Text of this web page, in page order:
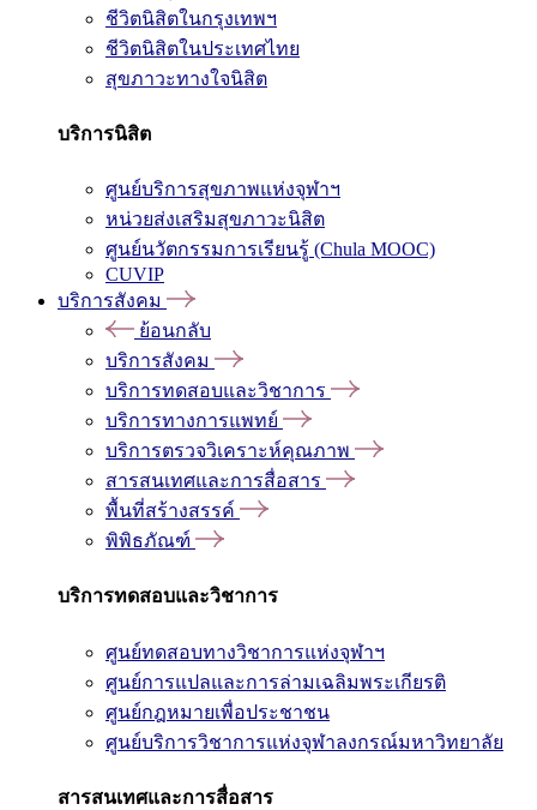
ชีวิตนิสิตในกรุงเทพฯ
ชีวิตนิสิตในประเทศไทย
สุขภาวะทางใจนิสิต
บริการนิสิต
ศูนย์บริการสุขภาพแห่งจุฬาฯ
หน่วยส่งเสริมสุขภาวะนิสิต
ศูนย์นวัตกรรมการเรียนรู้ (Chula MOOC)
CUVIP
บริการสังคม
ย้อนกลับ
บริการสังคม
บริการทดสอบและวิชาการ
บริการทางการแพทย์
บริการตรวจวิเคราะห์คุณภาพ
สารสนเทศและการสื่อสาร
พื้นที่สร้างสรรค์
พิพิธภัณฑ์
บริการทดสอบและวิชาการ
ศูนย์ทดสอบทางวิชาการแห่งจุฬาฯ
ศูนย์การแปลและการล่ามเฉลิมพระเกียรติ
ศูนย์กฎหมายเพื่อประชาชน
ศูนย์บริการวิชาการแห่งจุฬาลงกรณ์มหาวิทยาลัย
สารสนเทศและการสื่อสาร